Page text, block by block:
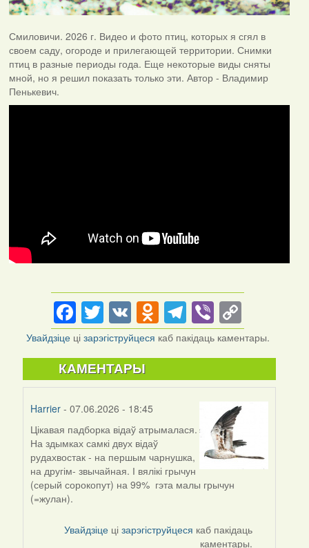
Смиловичи. 2026 г. Видео и фото птиц, которых я сгял в
своем саду, огороде и прилегающей территории. Снимки
птиц в разные периоды года. Еще некоторые виды сняты
мной, но я решил показать только эти. Автор - Владимир
Пенькевич.
Facebook
Twitter
VKOdnoklassniki
Telegram
Viber
Link
Увайдзіце цізарэгіструйцеся каб пакідаць каментары.
КАМЕНТАРЫ
Harrier - 07.06.2026 - 18:45
Цікавая падборка відаў атрымалася.
На здымках самкі двух відаў
рудахвостак - на першым чарнушка,
на другім- звычайная. І вялікі грычун
(серый сорокопут) на 99% гэта малы грычун
(=жулан).
Увайдзіце цізарэгіструйцеся каб пакідаць
каментары.